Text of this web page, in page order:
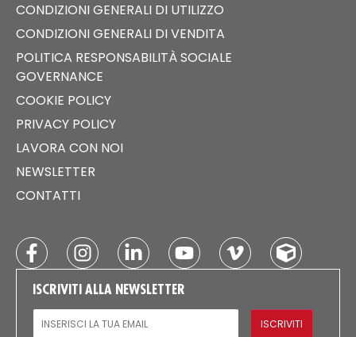
CONDIZIONI GENERALI DI UTILIZZO
CONDIZIONI GENERALI DI VENDITA
POLITICA RESPONSABILITÀ SOCIALE
GOVERNANCE
COOKIE POLICY
PRIVACY POLICY
LAVORA CON NOI
NEWSLETTER
CONTATTI
ISCRIVITI ALLA NEWSLETTER
EMAIL
ISCRIVITI